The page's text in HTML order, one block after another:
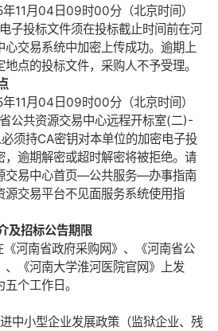
年11 月 04 日 09时00分（北京时间）
子投标文件须在投标截止时间前在河
心交易系统中加密上传成功。逾期上
点的投标文件，采购人不予受理。
年11 月 04 日 09时00分（北京时间）
公共资源交易中心远程开标室(二)-
须持CA密钥对本单位的加密电子投
，逾期解密或超时解密将被拒绝。请
交易中心首页—公共服务—办事指南
交易平台不见面服务系统使用指
及招标公告期限
河南省政府采购网》、《河南省公
、《河南大学淮河医院官网》上发
个工作日。
中小型企业发展政策（监狱企业、残